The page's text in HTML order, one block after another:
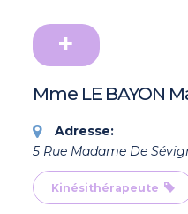
Mme LE BAYON
Adresse:
5 Rue Madame De
Kinésithérapeute